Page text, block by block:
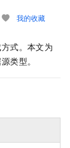
我的收藏
式。本文为
类型。